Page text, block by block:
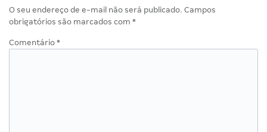
O seu endereço de e-mail não será publicado. Campos
obrigatórios são marcados com *
Comentário *